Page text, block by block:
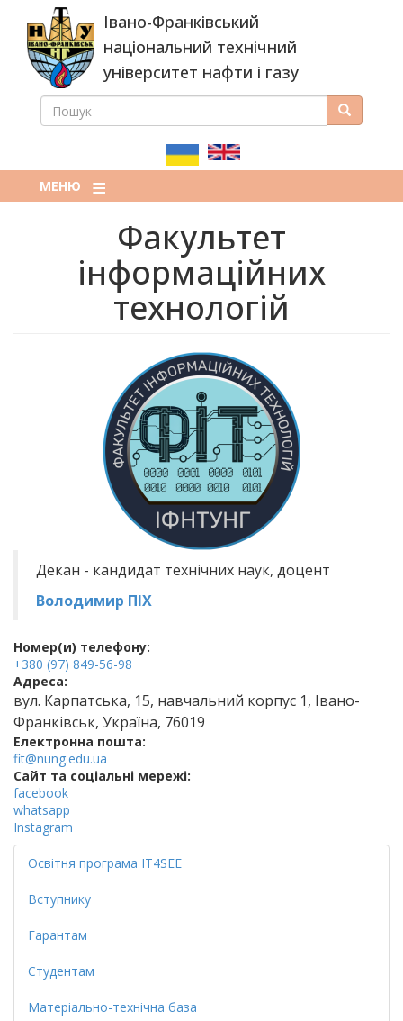
основного
вмісту
Івано-Франківський
національний технічний
університет нафти і газу
ПОШУКОВА
ПОШУК Пошук
МЕНЮ
Факультет
інформаційних
технологій
Декан - кандидат технічних наук, доцент
Володимир ПІХ
Номер(и) телефону:
+380 (97) 849-56-98
Адреса:
вул. Карпатська, 15, навчальний корпус 1, Івано-
Франківськ, Україна, 76019
Електронна пошта:
fit@nung.edu.ua
Cайт та соціальні мережі:
facebook
whatsapp
Instagram
Освітня програма IT4SEE
Вступнику
Гарантам
Студентам
Матеріально-технічна база